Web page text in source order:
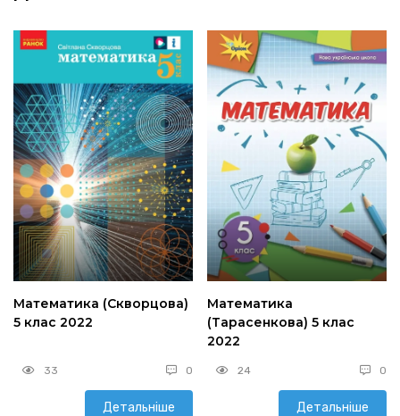
Математика (Скворцова)
5 клас 2022
33 0
Детальніше
Математика
(Тарасенкова) 5 клас
2022
24 0
Детальніше